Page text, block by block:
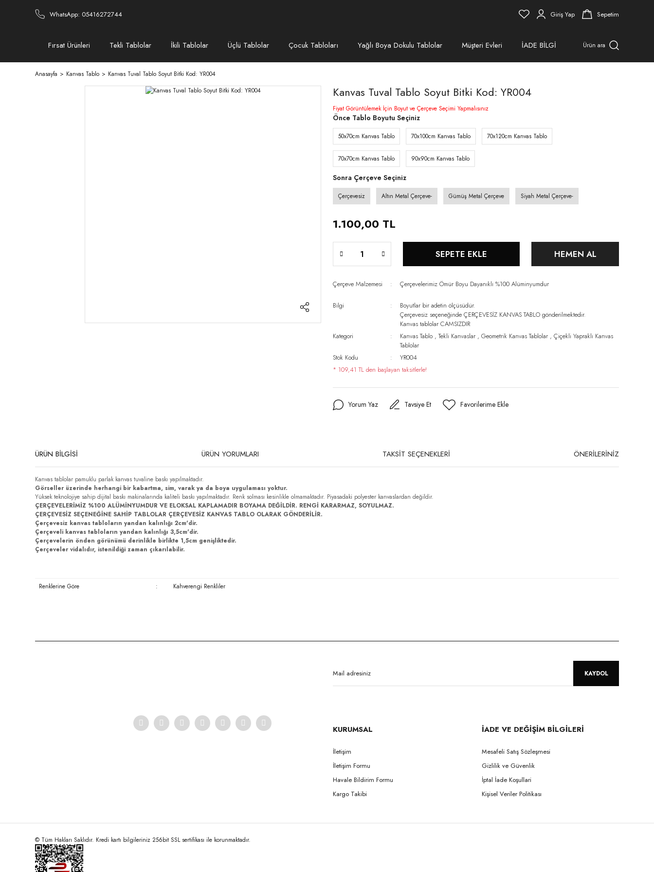
WhatsApp: 05416272744 Giriş Yap Sepetim
Fırsat Ürünleri Tekli Tablolar İkili Tablolar Üçlü Tablolar Çocuk Tabloları Yağlı Boya Dokulu Tablolar Müşteri Evleri İADE BİLGİ Ürün ara
Anasayfa Kanvas Tablo Kanvas Tuval Tablo Soyut Bitki Kod: YR004
Kanvas Tuval Tablo Soyut Bitki Kod: YR004
Fiyat Görüntülemek İçin Boyut ve Çerçeve Seçimi Yapmalısınız
Önce Tablo Boyutu Seçiniz
50x70cm Kanvas Tablo 70x100cm Kanvas Tablo 70x120cm Kanvas Tablo
70x70cm Kanvas Tablo 90x90cm Kanvas Tablo
Sonra Çerçeve Seçiniz
Çerçevesiz Altın Metal Çerçeve- Gümüş Metal Çerçeve Siyah Metal Çerçeve-
1.100,00 TL
SEPETE EKLE HEMEN AL
Çerçeve Malzemesi Çerçevelerimiz Ömür Boyu Dayanıklı %100 Alüminyumdur
Bilgi
Boyutlar bir adetin ölçüsüdür.
Çerçevesiz seçeneğinde ÇERÇEVESİZ KANVAS TABLO gönderilmektedir.
Kanvas tablolar CAMSIZDIR
Kategori
Kanvas Tablo ,Tekli Kanvaslar , Geometrik Kanvas Tablolar , Çiçekli Yapraklı Kanvas
Tablolar
Stok Kodu
YR004
* 109,41 TL den başlayan taksitlerle!
Yorum Yaz Tavsiye Et
ÜRÜN BİLGİSİ ÜRÜN YORUMLARI TAKSİT SEÇENEKLERİ ÖNERİLERİNİZ
Kanvas tablolar pamuklu parlak kanvas tuvaline baskı yapılmaktadır.
Görseller üzerinde herhangi bir kabartma, sim, varak ya da boya uygulaması yoktur.
Yüksek teknolojiye sahip dijital baskı makinalarında kaliteli baskı yapılmaktadır. Renk solması kesinlikle olmamaktadır. Piyasadaki polyester kanvaslardan değildir.
ÇERÇEVELERİMİZ %100 ALÜMİNYUMDUR VE ELOKSAL KAPLAMADIR BOYAMA DEĞİLDİR. RENGİ KARARMAZ, SOYULMAZ.
ÇERÇEVESİZ SEÇENEĞİNE SAHİP TABLOLAR ÇERÇEVESİZ KANVAS TABLO OLARAK GÖNDERİLİR.
Çerçevesiz kanvas tabloların yandan kalınlığı 2cm'dir.
Çerçeveli kanvas tabloların yandan kalınlığı 3,5cm'dir.
Çerçevelerin önden görünümü derinlikle birlikte 1,5cm genişliktedir.
Çerçeveler vidalıdır, istenildiği zaman çıkarılabilir.
Renklerine Göre : Kahverengi Renkliler
KAYDOL
KURUMSAL
İletişim
İletişim Formu
Havale Bildirim Formu
Kargo Takibi
İADE VE DEĞİŞİM BİLGİLERİ
Mesafeli Satış Sözleşmesi
Gizlilik ve Güvenlik
İptal İade Koşullari
Kişisel Veriler Politikası
© Tüm Hakları Saklıdır. Kredi kartı bilgileriniz 256bit SSL sertifikası ile korunmaktadır.